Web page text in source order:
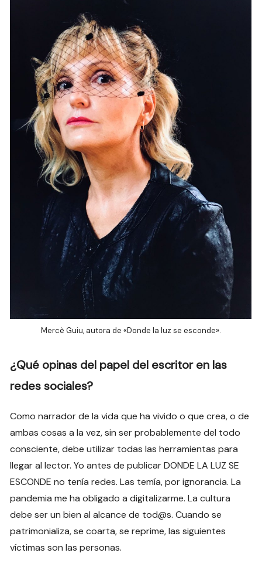
Mercè Guiu, autora de «Donde la luz se esconde».
¿Qué opinas del papel del escritor en las
redes sociales?
Como narrador de la vida que ha vivido o que crea, o de
ambas cosas a la vez, sin ser probablemente del todo
consciente, debe utilizar todas las herramientas para
llegar al lector. Yo antes de publicar DONDE LA LUZ SE
ESCONDE no tenía redes. Las temía, por ignorancia. La
pandemia me ha obligado a digitalizarme. La cultura
debe ser un bien al alcance de tod@s. Cuando se
patrimonializa, se coarta, se reprime, las siguientes
víctimas son las personas.